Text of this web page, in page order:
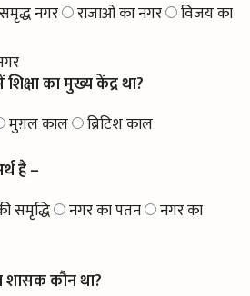
समृद्ध नगर राजाओं का नगर
विजय का
का मुख्य केंद्र था?
मुग़ल काल
ब्रिटिश काल
है –
समृद्धि नगर का पतन
नगर का
शासक कौन था?